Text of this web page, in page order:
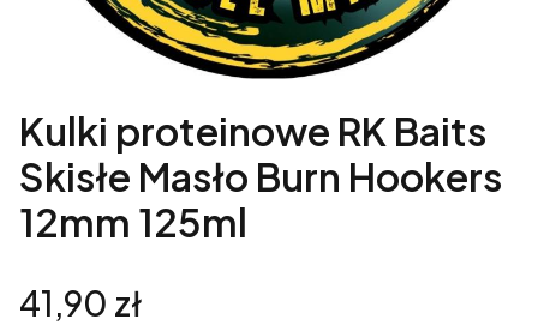
Kulki proteinowe RK Baits
Skisłe Masło Burn Hookers
12mm 125ml
Cena
41,90 zł